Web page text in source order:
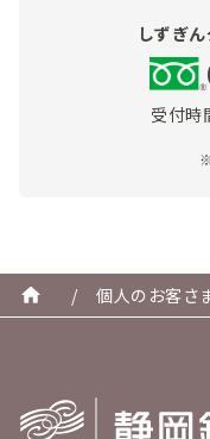
しずぎ
受付時
/ 個人のお客さ